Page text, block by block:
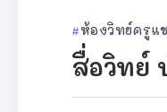
ห้องวิทย์ครูแ
สื่อวิทย์